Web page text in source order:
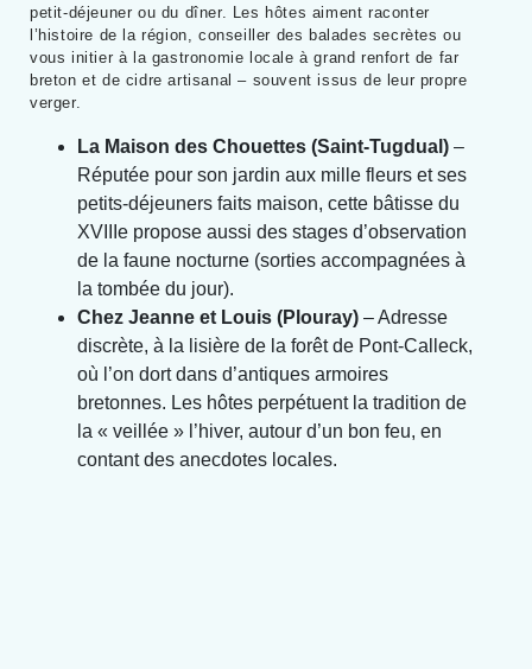
petit-déjeuner ou du dîner. Les hôtes aiment raconter
l’histoire de la région, conseiller des balades secrètes ou
vous initier à la gastronomie locale à grand renfort de far
breton et de cidre artisanal – souvent issus de leur propre
verger.
La Maison des Chouettes (Saint-Tugdual) –
Réputée pour son jardin aux mille fleurs et ses
petits-déjeuners faits maison, cette bâtisse du
XVIIIe propose aussi des stages d’observation
de la faune nocturne (sorties accompagnées à
la tombée du jour).
Chez Jeanne et Louis (Plouray) – Adresse
discrète, à la lisière de la forêt de Pont-Calleck,
où l’on dort dans d’antiques armoires
bretonnes. Les hôtes perpétuent la tradition de
la « veillée » l’hiver, autour d’un bon feu, en
contant des anecdotes locales.